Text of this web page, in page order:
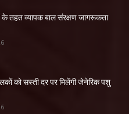
के तहत व्यापक बाल संरक्षण जागरूकता
को सस्ती दर पर मिलेंगी जेनेरिक पशु